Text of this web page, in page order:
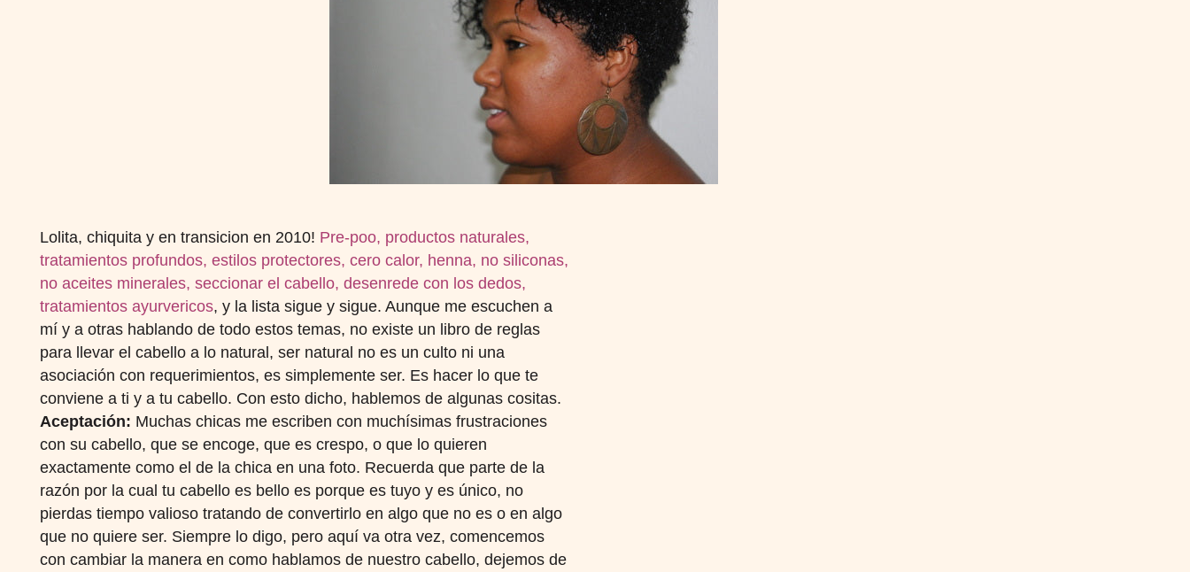
Lolita, chiquita y en transicion en 2010! Pre-poo, productos naturales,
tratamientos profundos, estilos protectores, cero calor, henna, no siliconas,
no aceites minerales, seccionar el cabello, desenrede con los dedos,
tratamientos ayurvericos, y la lista sigue y sigue. Aunque me escuchen a
mí y a otras hablando de todo estos temas, no existe un libro de reglas
para llevar el cabello a lo natural, ser natural no es un culto ni una
asociación con requerimientos, es simplemente ser. Es hacer lo que te
conviene a ti y a tu cabello. Con esto dicho, hablemos de algunas cositas.
Aceptación: Muchas chicas me escriben con muchísimas frustraciones
con su cabello, que se encoge, que es crespo, o que lo quieren
exactamente como el de la chica en una foto. Recuerda que parte de la
razón por la cual tu cabello es bello es porque es tuyo y es único, no
pierdas tiempo valioso tratando de convertirlo en algo que no es o en algo
que no quiere ser. Siempre lo digo, pero aquí va otra vez, comencemos
con cambiar la manera en como hablamos de nuestro cabello, dejemos de